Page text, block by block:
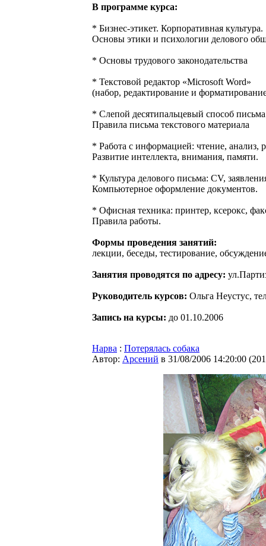
В программе курса:
* Бизнес-этикет. Корпоративная культура.
Основы этики и психологии делового
* Основы трудового законодательства
* Текстовой редактор «Microsoft Word»
(набор, редактирование и
* Слепой десятипальцевый способ
Правила письма текстового материала
* Работа с информацией: чтение,
Развитие интеллекта, внимания, памяти.
* Культура делового письма: CV,
Компьютерное оформление документов.
* Офисная техника: принтер, ксерокс,
Правила работы.
Формы проведения занятий:
лекции, беседы, тестирование,
Занятия проводятся по адресу:
Руководитель курсов: Ольга Неустус,
Запись на курсы: до 01.10.2006
Нарва : Потерялась собака
Автор: Арсений в 31/08/2006 14:20:00 (